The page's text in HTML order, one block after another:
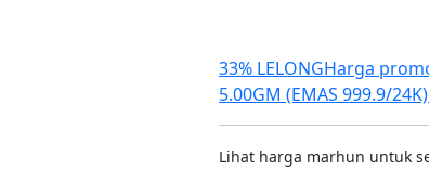
33% LELONGHarga
5.00GM (EMAS 999.9/24K)
Lihat harga marhun untuk